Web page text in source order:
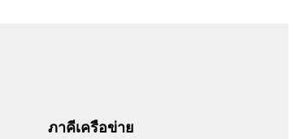
ภาคีเครือข่าย